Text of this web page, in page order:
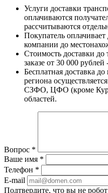
Услуги доставки
оплачиваются
рассчитываются
Покупатель оплачивает
компании до
Стоимость доставки
заказе от 30 000 рублей
Бесплатная доставка
региона
СЗФО, ЦФО (кроме
областей.
Вопрос *
Ваше имя *
Телефон *
E-mail
Подтвердите, что вы не робот